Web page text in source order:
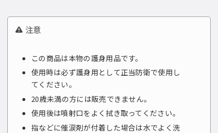
注意
この商品は本物の護身用品です。
使用時は必ず護身用として正当防衛で使用し
てください。
20歳未満の方には販売できません。
使用後は噴射口をよく拭き取ってください。
指などに催涙剤が付着した場合は水でよく洗